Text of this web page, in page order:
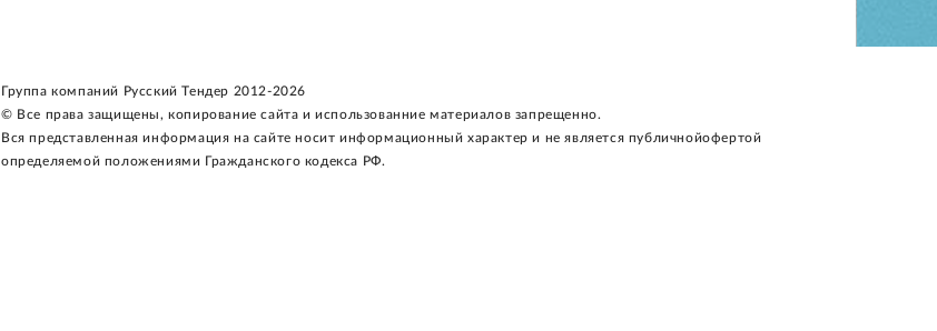
Группа компаний Русский Тендер 2012-2026
© Все права защищены, копирование сайта и использованние материалов запрещенно.
Вся представленная информация на сайте носит информационный характер и не является публичнойофертой
определяемой положениями Гражданского кодекса РФ.